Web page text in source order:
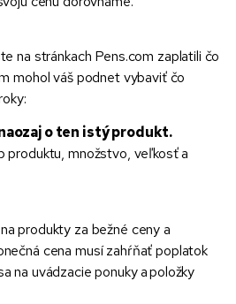
na stránkach Pens.com zaplatili čo
mohol váš podnet vybaviť čo
o ten istý produkt.
produktu, množstvo, veľkosť a
produkty za bežné ceny a
cena musí zahŕňať poplatok
na uvádzacie ponuky a položky